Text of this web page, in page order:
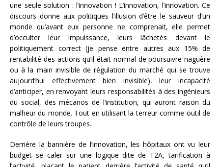
une seule solution : l’innovation ! L’innovation, l’innovation. Ce
discours donne aux politiques l’illusion d’être le sauveur d’un
monde qu’avant eux personne ne comprenait, elle permet
d’occulter leur impuissance, leurs lâchetés devant le
politiquement correct (je pense entre autres aux 15% de
rentabilité des actions qu’il était normal de poursuivre naguère
ou à la main invisible de régulation du marché qui se trouve
aujourd’hui effectivement bien invisible), leur incapacité
d’anticiper, en renvoyant leurs responsabilités à des ingénieurs
du social, des mécanos de l’institution, qui auront raison du
malheur du monde. Tout en utilisant la terreur comme outil de
contrôle de leurs troupes.
Derrière la bannière de l’innovation, les hôpitaux ont vu leur
budget se caler sur une logique dite de T2A, tarification à